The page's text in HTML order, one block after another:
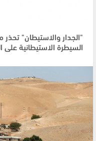
"الجدار والاستيطان"
السيطرة الاستيطانية على